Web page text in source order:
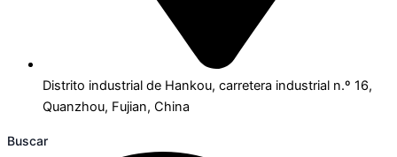
Distrito industrial de Hankou, carretera industrial n.º 16,
Quanzhou, Fujian, China
Buscar